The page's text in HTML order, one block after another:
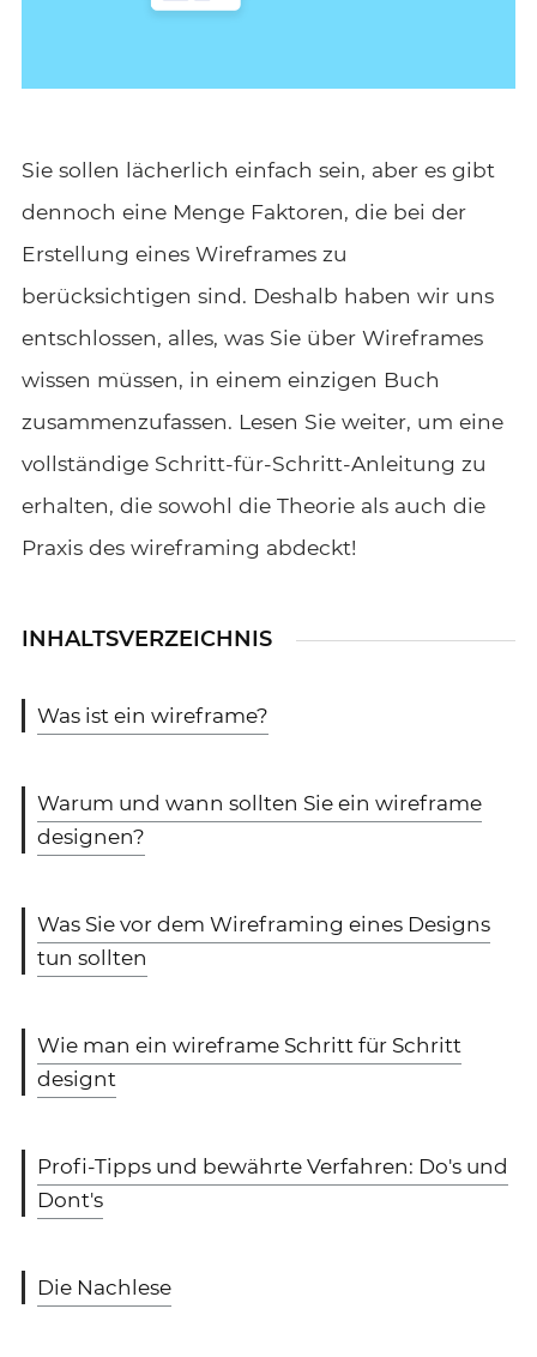
Sie sollen lächerlich einfach sein, aber es gibt
dennoch eine Menge Faktoren, die bei der
Erstellung eines Wireframes zu
berücksichtigen sind. Deshalb haben wir uns
entschlossen, alles, was Sie über Wireframes
wissen müssen, in einem einzigen Buch
zusammenzufassen. Lesen Sie weiter, um eine
vollständige Schritt-für-Schritt-Anleitung zu
erhalten, die sowohl die Theorie als auch die
Praxis des wireframing abdeckt!
INHALTSVERZEICHNIS
Was ist ein wireframe?
Warum und wann sollten Sie ein wireframe
designen?
Was Sie vor dem Wireframing eines Designs
tun sollten
Wie man ein wireframe Schritt für Schritt
designt
Profi-Tipps und bewährte Verfahren: Do's und
Dont's
Die Nachlese